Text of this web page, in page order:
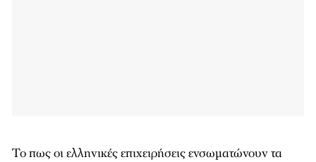
Το πως οι ελληνικές επιχειρήσεις ενσωματώνουν τα